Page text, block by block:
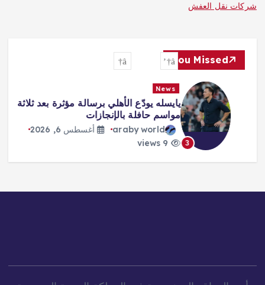
شركات نقل العفش
You Missed
News
يايسله يودّع الأهلي برسالة مؤثرة بعد ثلاثة
مواسم حافلة بالإنجازات
araby world
أغسطس 6, 2026
9 views